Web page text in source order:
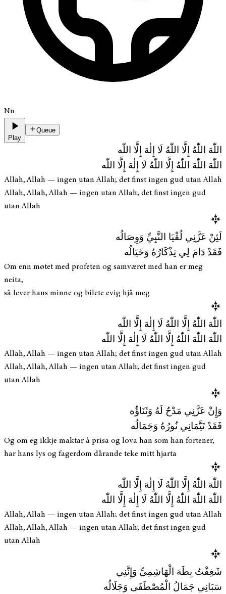
Nn
Play
Queue
اللّٰهَ اللّٰهُ إِلَّا اللّٰهُ لَا إِلٰهَ إِلَّا اللّٰه
اللّٰهَ اللّٰهَ اللّٰهُ إِلَّا اللّٰهُ لَا إِلٰهَ إِلَّا اللّٰه
Allah, Allah — ingen utan Allah; det finst ingen gud utan Allah
Allah, Allah, Allah — ingen utan Allah; det finst ingen gud
utan Allah
لَئِنْ عَزَّنِي لُقْيَا النَّبِيِّ وَوِصَالُه
فَقَدْ دَامَ لِي تِذْكَارُهُ وَخَيَالُه
Om enn møtet med profeten og samværet med han er meg
neita,
så lever hans minne og bilete evig hjå meg
اللّٰهَ اللّٰهُ إِلَّا اللّٰهُ لَا إِلٰهَ إِلَّا اللّٰه
اللّٰهَ اللّٰهَ اللّٰهُ إِلَّا اللّٰهُ لَا إِلٰهَ إِلَّا اللّٰه
Allah, Allah — ingen utan Allah; det finst ingen gud utan Allah
Allah, Allah, Allah — ingen utan Allah; det finst ingen gud
utan Allah
وَإِنْ عَزَّنِي مَدْحٌ لَهُ وَثَنَاؤُه
فَقَدْ تَيَّمَانِي نُورُهُ وَجَمَالُه
Og om eg ikkje maktar å prisa og lova han som han fortener,
har hans lys og fagerdom dårande teke mitt hjarta
اللّٰهَ اللّٰهُ إِلَّا اللّٰهُ لَا إِلٰهَ إِلَّا اللّٰه
اللّٰهَ اللّٰهَ اللّٰهُ إِلَّا اللّٰهُ لَا إِلٰهَ إِلَّا اللّٰه
Allah, Allah — ingen utan Allah; det finst ingen gud utan Allah
Allah, Allah, Allah — ingen utan Allah; det finst ingen gud
utan Allah
شَغِفْتُ بِطَهَ الْهَاشِمِيِّ وَإِنَّنِي
سَبَانِي جَمَالُ الْمُصْطَفَى وَجَلَالُه